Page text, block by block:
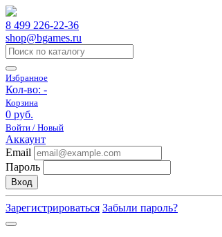
8 499 226-22-36
shop@bgames.ru
Избранное
Кол-во: -
Корзина
0 руб.
Войти / Новый
Аккаунт
Email
Пароль
Вход
Зарегистрироваться Забыли пароль?